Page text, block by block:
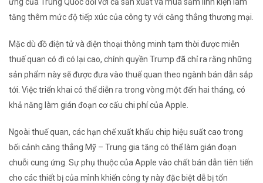
tăng thêm mức độ tiếp xúc của công ty với căng thẳng thương mại.
Mặc dù đồ điện tử và điện thoại thông minh tạm thời được miễn
thuế quan có đi có lại cao, chính quyền Trump đã chỉ ra rằng những
sản phẩm này sẽ được đưa vào thuế quan theo ngành bán dẫn sắp
tới. Việc triển khai có thể diễn ra trong vòng một đến hai tháng, có
khả năng làm gián đoạn cơ cấu chi phí của Apple.
Ngoài thuế quan, các hạn chế xuất khẩu chip hiệu suất cao trong
bối cảnh căng thẳng Mỹ – Trung gia tăng có thể làm gián đoạn
chuỗi cung ứng. Sự phụ thuộc của Apple vào chất bán dẫn tiên tiến
cho các thiết bị của mình khiến công ty này đặc biệt dễ bị tổn